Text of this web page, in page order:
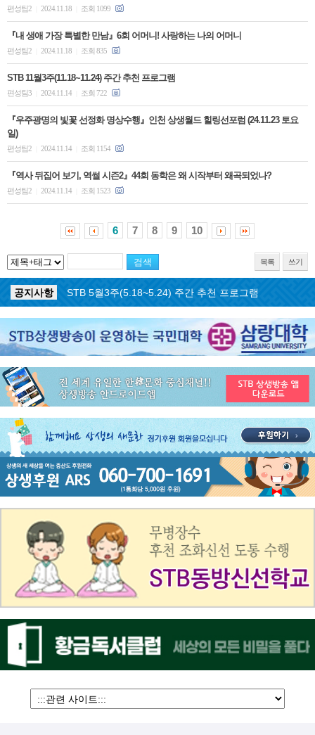
편성팀2 2024.11.18 조회 1099
『내 생애 가장 특별한 만남』6회 어머니! 사랑하는 나의 어머니
편성팀2 2024.11.18 조회 835
STB 11월3주(11.18~11.24) 주간 추천 프로그램
편성팀3 2024.11.14 조회 722
『우주광명의 빛꽃 선정화 명상수행』인천 상생월드 힐링선포럼 (24.11.23 토요
일)
편성팀2 2024.11.14 조회 1154
『역사 뒤집어 보기, 역썰 시즌2』44회 동학은 왜 시작부터 왜곡되었나?
편성팀2 2024.11.14 조회 1523
6 7 8 9 10
목록 쓰기
공지사항 ON AIR 서비스 장애 복구 안내
공지사항
STB 5월4주(5.25~5.31) 주간 추천 프로그램
공지사항
STB 5월3주(5.18~5.24) 주간 추천 프로그램
공지사항
STB 4월마지막주(4.27~5.3) 주간 추천 프로그램
STB 4월4주(4.20~4.26) 주간 추천 프로그램
공지사항
STB 4월2주(4.6~4.12) 주간 추천 프로그램
공지사항
STB 4월1주(3.30~4.5) 주간 추천 프로그램
공지사항
STB 3월4주(3.23~3.29) 주간 추천 프로그램